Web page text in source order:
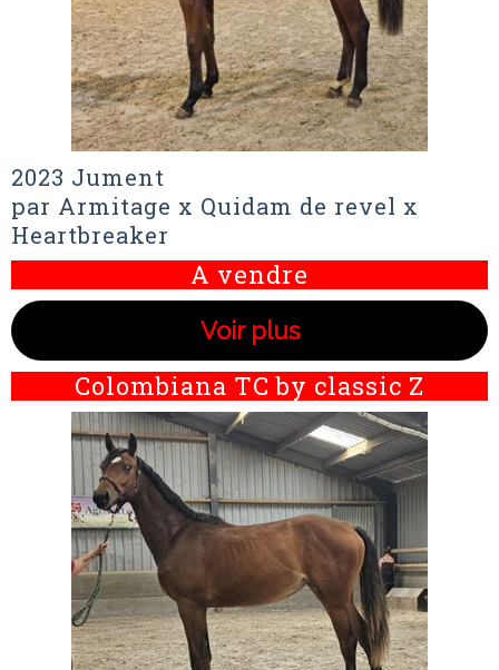
2023 Jument
par Armitage x Quidam de revel x
Heartbreaker
A vendre
Voir plus
Colombiana TC by classic Z